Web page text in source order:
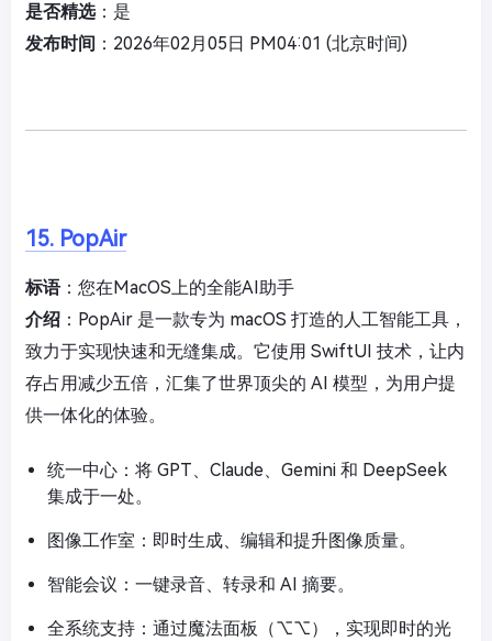
是否精选：是
发布时间 ：2026年02月05日 PM04:01 (北京时间)
15. PopAir
标语：您在MacOS上的全能AI助手
介绍 ：PopAir 是一款专为 macOS 打造的人工智能工具，
致力于实现快速和无缝集成。它使用 SwiftUI 技术，让内
存占用减少五倍，汇集了世界顶尖的 AI 模型，为用户提
供一体化的体验。
统一中心：将 GPT、Claude、Gemini 和 DeepSeek
集成于一处。
图像工作室：即时生成、编辑和提升图像质量。
智能会议：一键录音、转录和 AI 摘要。
全系统支持：通过魔法面板（⌥⌥），实现即时的光